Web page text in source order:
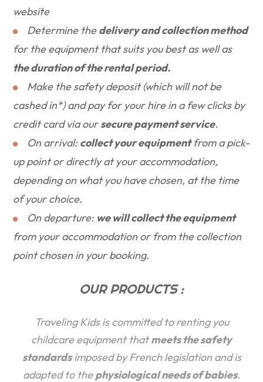
website
Determine thedelivery and collection method
for the equipment that suits you best as well as
the duration of the rental period.
Make the safety deposit (which will not be
cashed in*) and pay for your hire in a few clicks by
credit card via oursecure payment service.
On arrival:collect your equipmentfrom a pick-
up point or directly at your accommodation,
depending on what you have chosen, at the time
of your choice.
On departure: we will collect the equipment
from your accommodation or from the collection
point chosen in your booking.
OUR PRODUCTS :
Traveling Kids is committed to renting you
childcare equipment thatmeets the safety
standardsimposed by French legislation and is
adapted to thephysiological needs of babies.